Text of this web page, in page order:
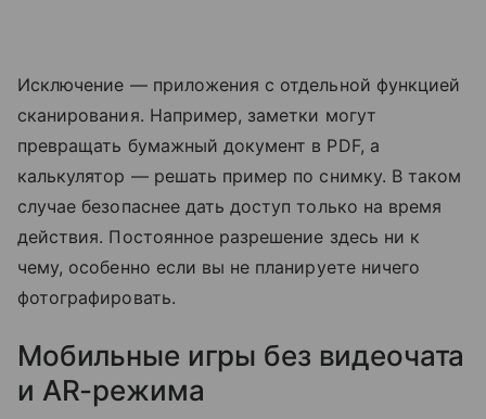
Исключение — приложения с отдельной функцией
сканирования. Например, заметки могут
превращать бумажный документ в PDF, а
калькулятор — решать пример по снимку. В таком
случае безопаснее дать доступ только на время
действия. Постоянное разрешение здесь ни к
чему, особенно если вы не планируете ничего
фотографировать.
Мобильные игры без видеочата
и AR-режима